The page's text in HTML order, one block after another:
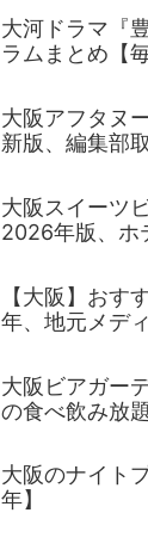
大河ドラマ『
ラムまとめ【
大阪アフタヌ
新版、編集部
大阪スイーツ
2026年版、ホ
【大阪】おす
年、地元メデ
大阪ビアガー
の食べ飲み放
大阪のナイト
年】